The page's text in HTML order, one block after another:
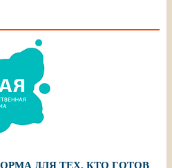
ДЛЯ ТЕХ, КТО ГОТОВ